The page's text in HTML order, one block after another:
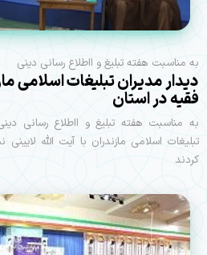
به مناسبت هفته تبلیغ و ااطلاع رسانی دینی
دیدار مدیران تبلیغات اسلامی
فقیه در استان
به مناسبت هفته تبلیغ و ااطلاع رسانی
تبلیغات اسلامی مازندران با آیت الله
کردند